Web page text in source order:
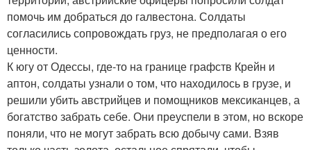
помочь им добраться до галвестона. Солдаты
согласились сопровождать груз, не предполагая о его
ценности.
К югу от Одессы, где-то на границе графств Крейн и
аптон, солдаты узнали о том, что находилось в грузе, и
решили убить австрийцев и помощников мексиканцев, а
богатство забрать себе. Они преуспели в этом, но вскоре
поняли, что не могут забрать всю добычу сами. Взяв